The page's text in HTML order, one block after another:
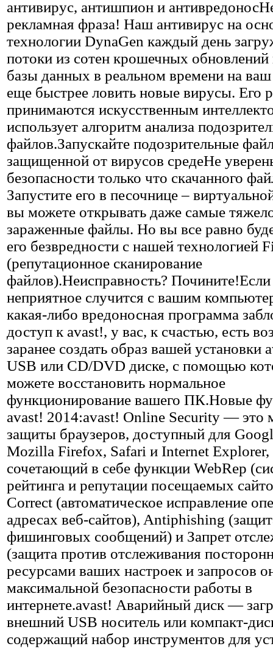
антивирус, антишпион и
рекламная фраза! Наш антивирус на
технологии DynaGen каждый день
потоки из сотен крошечных обновлений
базы данных в реальном времени на
еще быстрее ловить новые вирусы. Его
принимаются искусственным
использует алгоритм анализа
файлов.Запускайте подозрительные
защищенной от вирусов средеНе
безопасности только что скачанного
Запустите его в песочнице –
вы можете открывать даже самые
зараженные файлы. Но вы все равно
его безвредности с нашей технологией
(репутационное сканирование
файлов).Неисправность?
неприятное случится с вашим
какая-либо вредоносная программа
доступ к avast!, у вас, к счастью, есть
заранее создать образ вашей установки
USB или CD/DVD диске, с помощью
можете восстановить нормальное
функционирование вашего ПК.Новые
avast! 2014:avast! Online Security — это
защиты браузеров, доступный для
Mozilla Firefox, Safari и Internet Explorer,
сочетающий в себе функции WebRep
рейтинга и репутации посещаемых
Correct (автоматическое исправление
адресах веб-сайтов), Antiphishing
фишинговых сообщений) и Запрет
(защита против отслеживания
ресурсами ваших настроек и запросов
максимальной безопасности работы в
интернете.avast! Аварийный диск —
внешний USB носитель или компакт-
содержащий набор инструментов для